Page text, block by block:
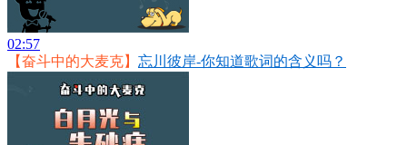
02:57
【奋斗中的大麦克】 忘川彼岸-你知道歌词的含义吗？